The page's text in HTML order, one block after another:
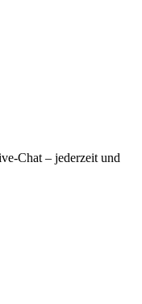
Chat – jederzeit und